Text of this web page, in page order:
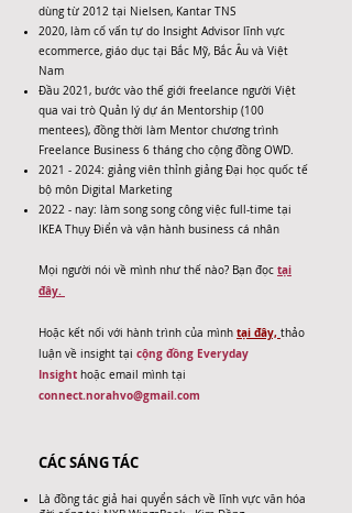
dùng từ 2012 tại Nielsen, Kantar TNS
2020, làm cố vấn tự do Insight Advisor lĩnh vực
ecommerce, giáo dục tại Bắc Mỹ, Bắc Âu và Việt
Nam
Đầu 2021, bước vào thế giới freelance người Việt
qua vai trò Quản lý dự án Mentorship (100
mentees), đồng thời làm Mentor chương trình
Freelance Business 6 tháng cho cộng đồng OWD.
2021 - 2024: giảng viên thỉnh giảng Đại học quốc tế
bộ môn Digital Marketing
2022 - nay: làm song song công việc full-time tại
IKEA Thụy Điển và vận hành business cá nhân
Mọi người nói về mình như thế nào? Bạn đọc tại
đây.
Hoặc kết nối với hành trình của mình tại đây, thảo
luận về insight tại cộng đồng Everyday
Insight hoặc email mình tại
connect.norahvo@gmail.com
CÁC SÁNG TÁC​
Là đồng tác giả hai quyển sách về lĩnh vực văn hóa